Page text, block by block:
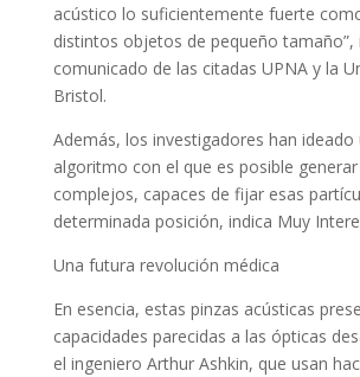
acústico lo suficientemente fuerte
distintos objetos de pequeño tamaño”,
comunicado de las citadas UPNA y la
Bristol.
Además, los investigadores han ideado
algoritmo con el que es posible
complejos, capaces de fijar esas
determinada posición, indica Muy
Una futura revolución médica
En esencia, estas pinzas acústicas
capacidades parecidas a las ópticas
el ingeniero Arthur Ashkin, que usan